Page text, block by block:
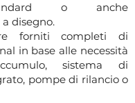
o anche
disegno.
forniti completi di
in base alle necessità
sistema di
pompe di rilancio o